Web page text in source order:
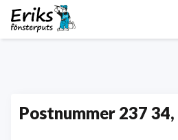
Postnummer 237 34,